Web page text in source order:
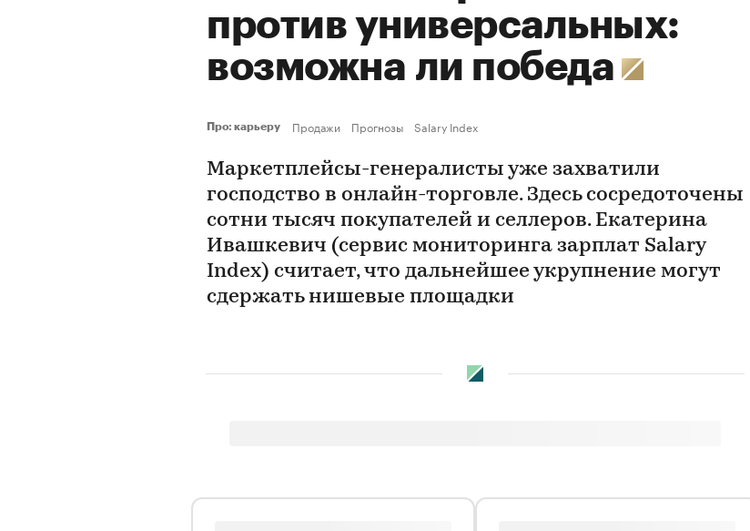
против универсальных:
возможна ли победа
Про: карьеру Продажи Прогнозы Salary Index
Маркетплейсы-генералисты уже захватили
господство в онлайн-торговле. Здесь сосредоточены
сотни тысяч покупателей и селлеров. Екатерина
Ивашкевич (сервис мониторинга зарплат Salary
Index) считает, что дальнейшее укрупнение могут
сдержать нишевые площадки